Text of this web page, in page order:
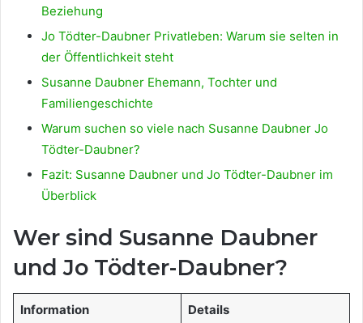
Beziehung
Jo Tödter-Daubner Privatleben: Warum sie selten in
der Öffentlichkeit steht
Susanne Daubner Ehemann, Tochter und
Familiengeschichte
Warum suchen so viele nach Susanne Daubner Jo
Tödter-Daubner?
Fazit: Susanne Daubner und Jo Tödter-Daubner im
Überblick
Wer sind Susanne Daubner
und Jo Tödter-Daubner?
Information Details